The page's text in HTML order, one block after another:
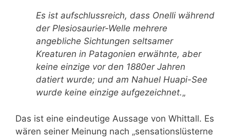
Es ist aufschlussreich, dass Onelli während
der Plesiosaurier-Welle mehrere
angebliche Sichtungen seltsamer
Kreaturen in Patagonien erwähnte, aber
keine einzige vor den 1880er Jahren
datiert wurde; und am Nahuel Huapi-See
wurde keine einzige aufgezeichnet.„
Das ist eine eindeutige Aussage von Whittall. Es
wären seiner Meinung nach „sensationslüsterne